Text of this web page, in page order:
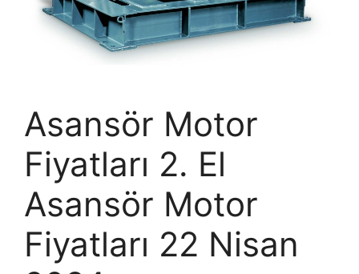
Asansör Motor
Fiyatları 2. El
Asansör Motor
Fiyatları 22 Nisan